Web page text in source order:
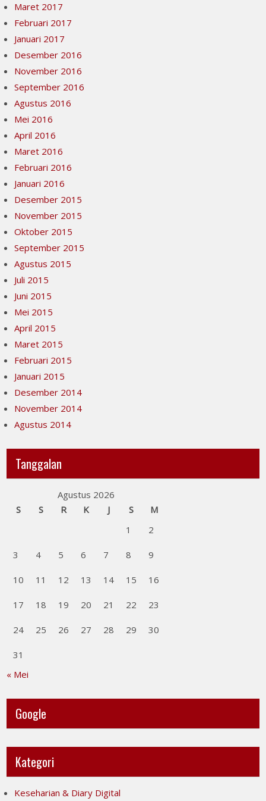
Maret 2017
Februari 2017
Januari 2017
Desember 2016
November 2016
September 2016
Agustus 2016
Mei 2016
April 2016
Maret 2016
Februari 2016
Januari 2016
Desember 2015
November 2015
Oktober 2015
September 2015
Agustus 2015
Juli 2015
Juni 2015
Mei 2015
April 2015
Maret 2015
Februari 2015
Januari 2015
Desember 2014
November 2014
Agustus 2014
Tanggalan
Agustus 2026
S
S R K J S
M
1
2
3 4 5 6 7 8 9
10 11 12 13 14 15 16
17 18 19 20 21 22 23
24 25 26 27 28 29 30
31
« Mei
Google
Kategori
Keseharian & Diary Digital